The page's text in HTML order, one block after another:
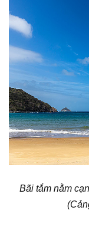
Bãi tắm nằm